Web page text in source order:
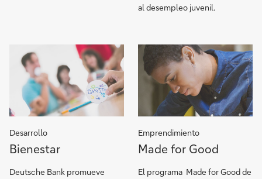
al desempleo juvenil.
Desarrollo
https://country.db.com/spain/
the-
community?
Bienestar
Deutsche Bank promueve
Emprendimiento
https://
for-
good?
Made for Good
El programa Made for Good de